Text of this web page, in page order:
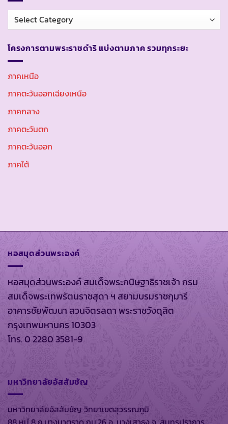
หมวด
หมู่
โครงการตามพระราชดำริ แบ่งตามภาค รวมทุกระยะ
ภาคเหนือ
ภาคตะวันออกเฉียงเหนือ
ภาคกลาง
ภาคตะวันตก
ภาคตะวันออก
ภาคใต้
หอสมุดส่วนพระองค์
หอสมุดส่วนพระองค์ สมเด็จพระกนิษฐาธิราชเจ้า กรม
สมเด็จพระเทพรัตนราชสุดา ฯ สยามบรมราชกุมารี
อาคารชัยพัฒนา สวนจิตรลดา พระราชวังดุสิต
กรุงเทพมหานคร 10303
โทร. 0 2280 3581-9
มหาวิทยาลัยอัสสัมชัญ
มหาวิทยาลัยอัสสัมชัญ วิทยาเขตสุวรรณภูมิ